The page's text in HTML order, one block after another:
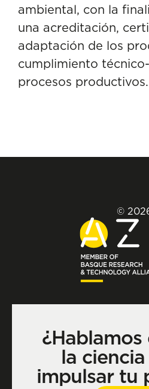
ambiental, con la
una acreditación,
adaptación de los
cumplimiento
procesos productivos.
©
la
impulsar tu